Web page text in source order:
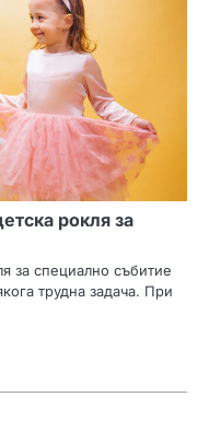
рокля за
за специално събитие
трудна задача. При